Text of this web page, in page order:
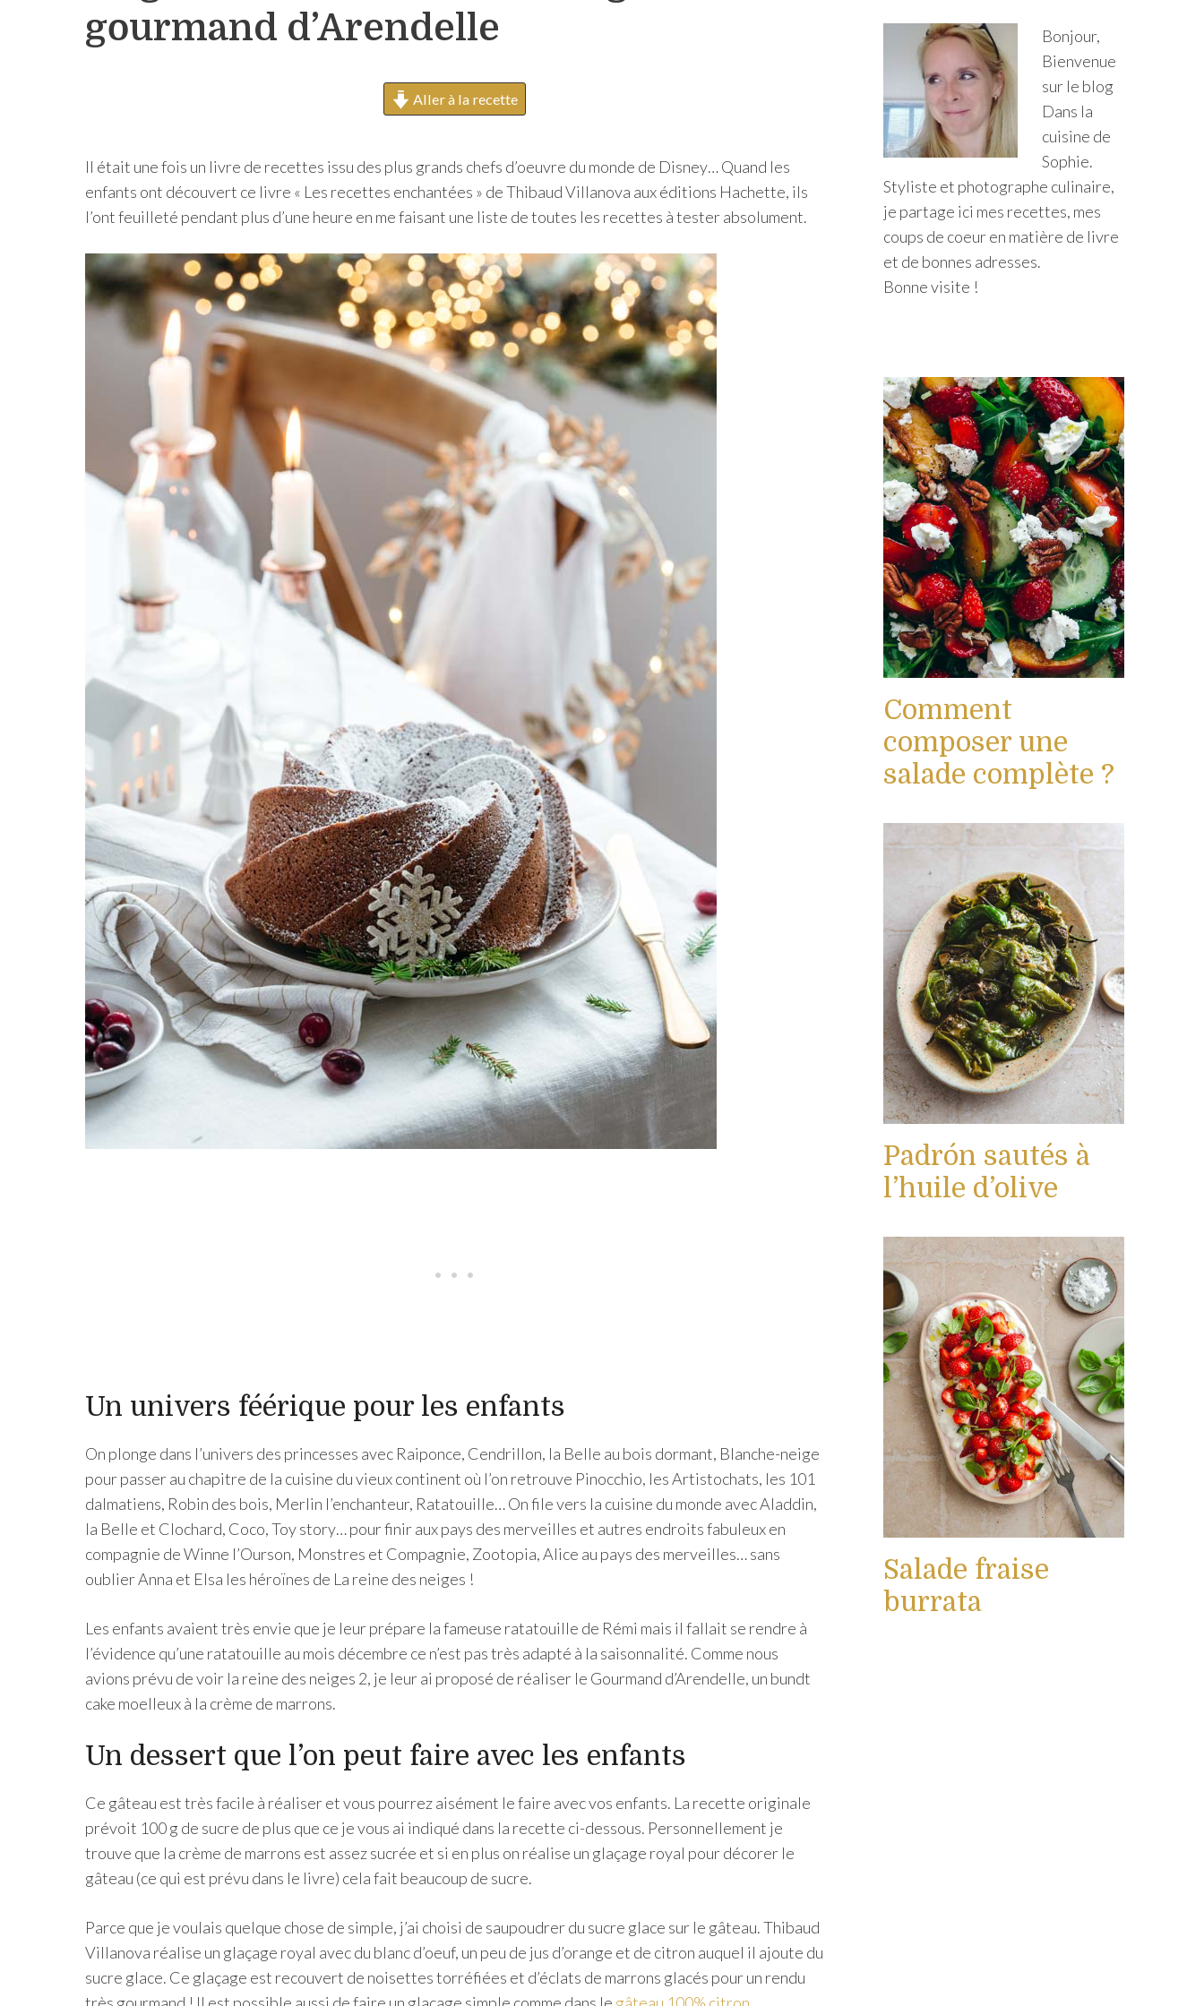
e
gourmand d’Arendelle
Aller à la recette
Il était une fois un livre de recettes issu des plus grands chefs d’oeuvre du monde de Disney… Quand les
enfants ont découvert ce livre « Les recettes enchantées » de Thibaud Villanova aux éditions Hachette, ils
l’ont feuilleté pendant plus d’une heure en me faisant une liste de toutes les recettes à tester absolument.
Un univers féérique pour les enfants
On plonge dans l’univers des princesses avec Raiponce, Cendrillon, la Belle au bois dormant, Blanche-neige
pour passer au chapitre de la cuisine du vieux continent où l’on retrouve Pinocchio, les Artistochats, les 101
dalmatiens, Robin des bois, Merlin l’enchanteur, Ratatouille… On file vers la cuisine du monde avec Aladdin,
la Belle et Clochard, Coco, Toy story… pour finir aux pays des merveilles et autres endroits fabuleux en
compagnie de Winne l’Ourson, Monstres et Compagnie, Zootopia, Alice au pays des merveilles… sans
oublier Anna et Elsa les héroïnes de La reine des neiges !
Les enfants avaient très envie que je leur prépare la fameuse ratatouille de Rémi mais il fallait se rendre à
l’évidence qu’une ratatouille au mois décembre ce n’est pas très adapté à la saisonnalité. Comme nous
avions prévu de voir la reine des neiges 2, je leur ai proposé de réaliser le Gourmand d’Arendelle, un bundt
cake moelleux à la crème de marrons.
Un dessert que l’on peut faire avec les enfants
Ce gâteau est très facile à réaliser et vous pourrez aisément le faire avec vos enfants. La recette originale
prévoit 100 g de sucre de plus que ce je vous ai indiqué dans la recette ci-dessous. Personnellement je
trouve que la crème de marrons est assez sucrée et si en plus on réalise un glaçage royal pour décorer le
gâteau (ce qui est prévu dans le livre) cela fait beaucoup de sucre.
Parce que je voulais quelque chose de simple, j’ai choisi de saupoudrer du sucre glace sur le gâteau. Thibaud
Villanova réalise un glaçage royal avec du blanc d’oeuf, un peu de jus d’orange et de citron auquel il ajoute du
sucre glace. Ce glaçage est recouvert de noisettes torréfiées et d’éclats de marrons glacés pour un rendu
Bonjour,
Bienvenue
sur le blog
Dans la
cuisine de
Sophie.
Styliste et photographe culinaire,
je partage ici mes recettes, mes
coups de coeur en matière de livre
et de bonnes adresses.
Bonne visite !
Comment
composer une
salade complète ?
Padrón sautés à
l’huile d’olive
Salade fraise
burrata